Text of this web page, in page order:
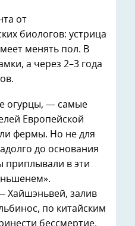
от
биологов: устрица
менять пол. В
а через 2–3 года
огурцы, — самые
Европейской
фермы. Но не для
до основания
приплывали в эти
Хайшэньвей, залив
по китайским
бессмертие.